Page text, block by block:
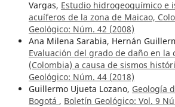
Vargas, Estudio hidrogeoquímico e
acuíferos de la zona de Maicao,
Geológico: Núm. 42 (2008)
Ana Milena Sarabia, Hernán
Evaluación del grado de daño en la
(Colombia) a causa de sismos
Geológico: Núm. 44 (2018)
Guillermo Ujueta Lozano, Geología
Bogotá , Boletín Geológico: Vol. 9